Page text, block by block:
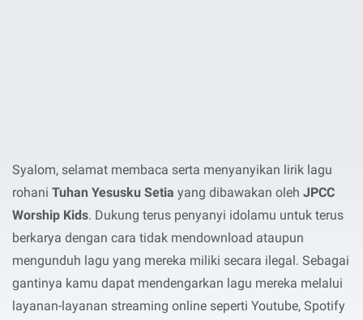
Syalom, selamat membaca serta menyanyikan lirik lagu
rohani Tuhan Yesusku Setia yang dibawakan oleh JPCC
Worship Kids. Dukung terus penyanyi idolamu untuk terus
berkarya dengan cara tidak mendownload ataupun
mengunduh lagu yang mereka miliki secara ilegal. Sebagai
gantinya kamu dapat mendengarkan lagu mereka melalui
layanan-layanan streaming online seperti Youtube, Spotify